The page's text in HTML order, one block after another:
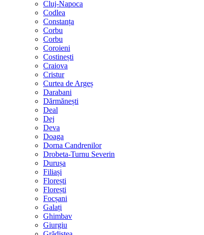
Cluj-Napoca
Codlea
Constanța
Corbu
Corbu
Coroieni
Costinești
Craiova
Cristur
Curtea de Argeș
Darabani
Dărmănești
Deal
Dej
Deva
Doaga
Dorna Candrenilor
Drobeta-Turnu Severin
Durușa
Filiași
Florești
Florești
Focșani
Galați
Ghimbav
Giurgiu